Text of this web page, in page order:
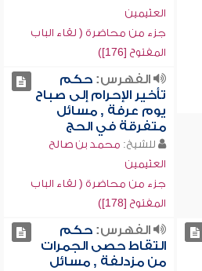
العثيمين
جزء من محاضرة ( لقاء الباب
المفتوح [176])
الفهرس:حكم
تأخير الإحرام إلى صباح
يوم عرفة , مسائل
متفرقة في الحج
للشيخ: محمد بن صالح
العثيمين
جزء من محاضرة ( لقاء الباب
المفتوح [178])
الفهرس:حكم
التقاط حصى الجمرات
من مزدلفة , مسائل